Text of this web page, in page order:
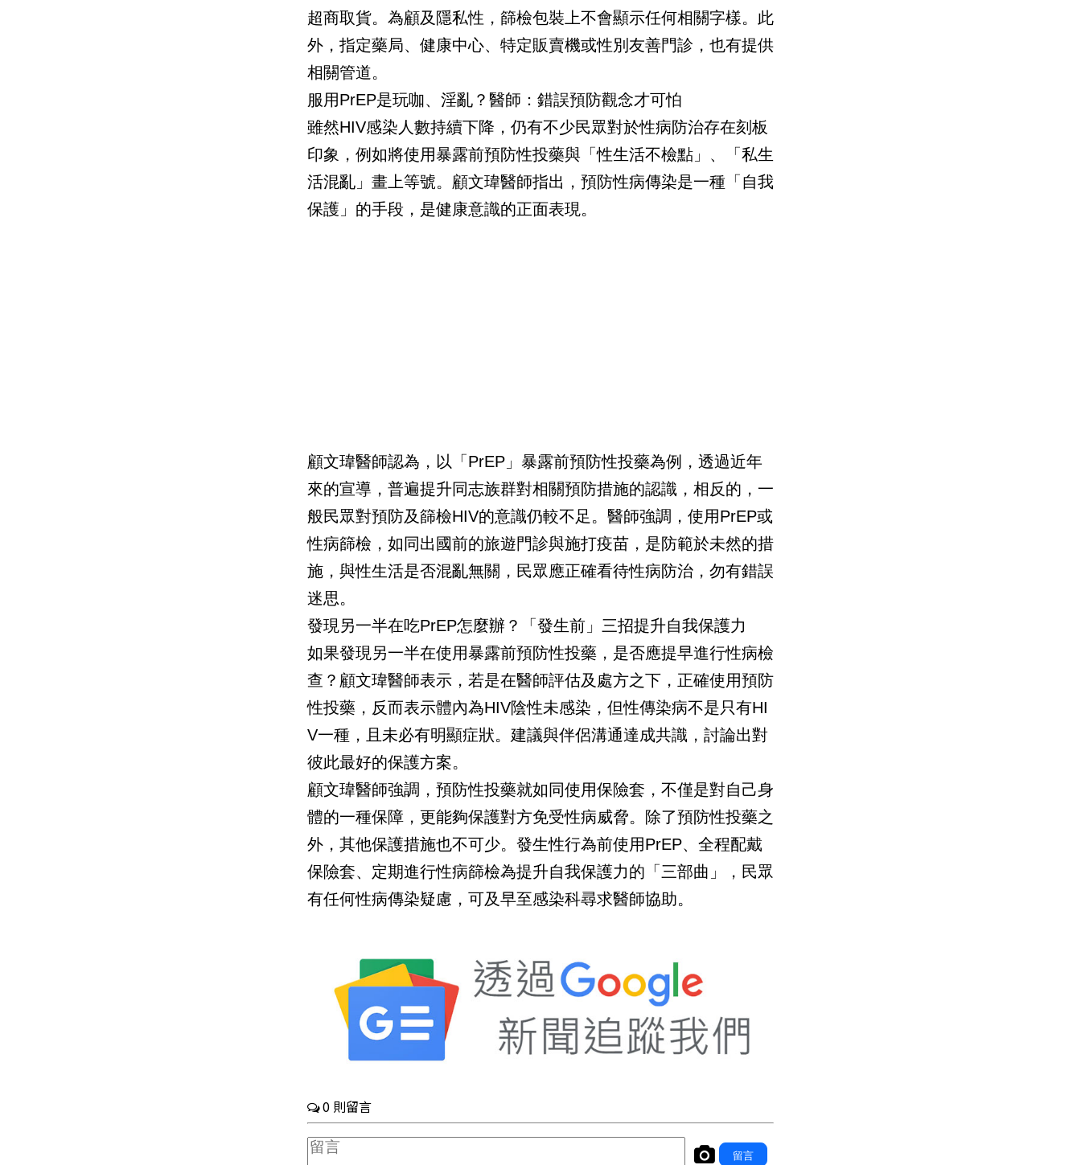
超商取貨。為顧及隱私性，篩檢包裝上不會顯示任何相關字樣。此
外，指定藥局、健康中心、特定販賣機或性別友善門診，也有提供
相關管道。
服用PrEP是玩咖、淫亂？醫師：錯誤預防觀念才可怕
雖然HIV感染人數持續下降，仍有不少民眾對於性病防治存在刻板
印象，例如將使用暴露前預防性投藥與「性生活不檢點」、「私生
活混亂」畫上等號。顧文瑋醫師指出，預防性病傳染是一種「自我
保護」的手段，是健康意識的正面表現。
顧文瑋醫師認為，以「PrEP」暴露前預防性投藥為例，透過近年
來的宣導，普遍提升同志族群對相關預防措施的認識，相反的，一
般民眾對預防及篩檢HIV的意識仍較不足。醫師強調，使用PrEP或
性病篩檢，如同出國前的旅遊門診與施打疫苗，是防範於未然的措
施，與性生活是否混亂無關，民眾應正確看待性病防治，勿有錯誤
迷思。
發現另一半在吃PrEP怎麼辦？「發生前」三招提升自我保護力
如果發現另一半在使用暴露前預防性投藥，是否應提早進行性病檢
查？顧文瑋醫師表示，若是在醫師評估及處方之下，正確使用預防
性投藥，反而表示體內為HIV陰性未感染，但性傳染病不是只有HI
V一種，且未必有明顯症狀。建議與伴侶溝通達成共識，討論出對
彼此最好的保護方案。
顧文瑋醫師強調，預防性投藥就如同使用保險套，不僅是對自己身
體的一種保障，更能夠保護對方免受性病威脅。除了預防性投藥之
外，其他保護措施也不可少。發生性行為前使用PrEP、全程配戴
保險套、定期進行性病篩檢為提升自我保護力的「三部曲」，民眾
有任何性病傳染疑慮，可及早至感染科尋求醫師協助。